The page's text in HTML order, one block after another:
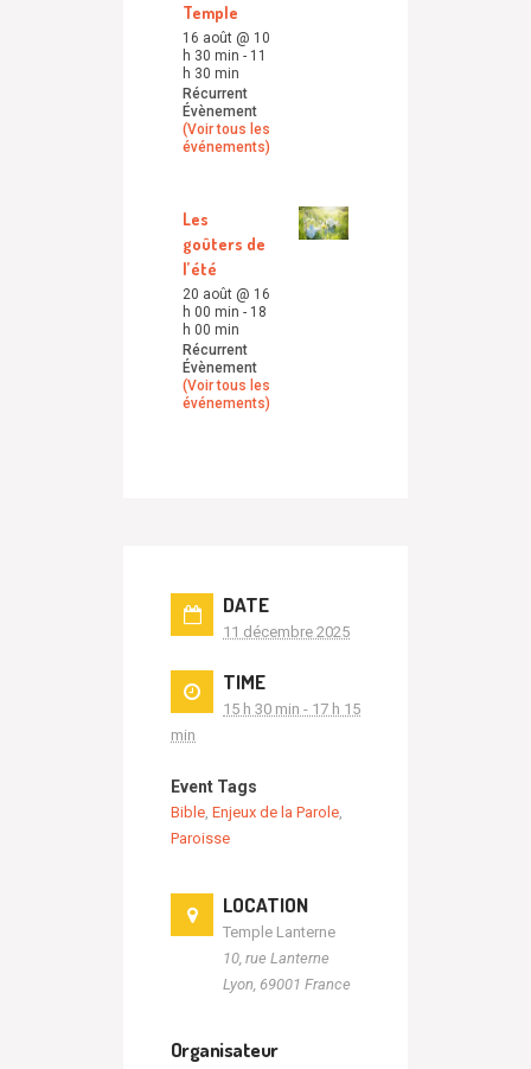
Temple
16 août @ 10
h 30 min - 11
h 30 min
Récurrent
Évènement
(Voir tous les
événements)
Les
goûters de
l’été
20 août @ 16
h 00 min - 18
h 00 min
Récurrent
Évènement
(Voir tous les
événements)
DATE
11 décembre 2025
TIME
15 h 30 min - 17 h 15
min
Event Tags
Bible Enjeux de la Parole
Paroisse
LOCATION
Temple Lanterne
10, rue Lanterne
Lyon 69001 France
Organisateur